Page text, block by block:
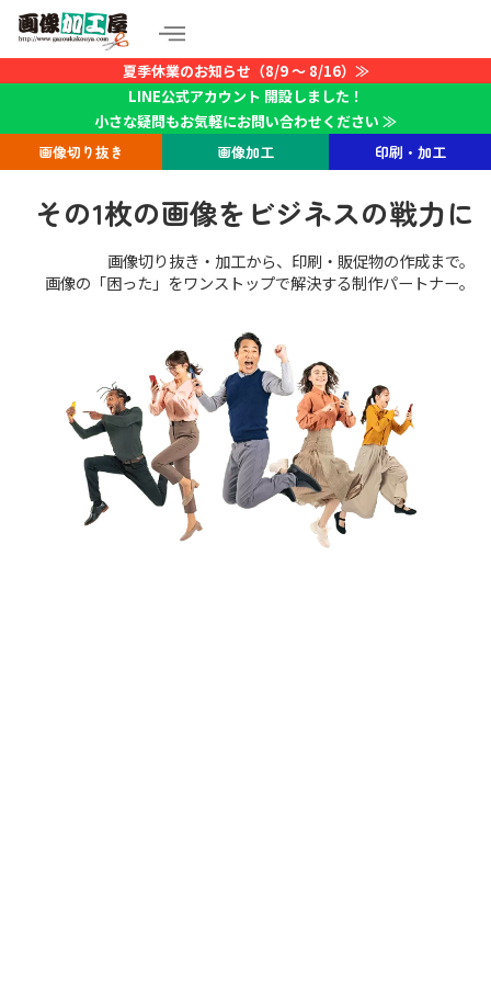
夏季休業のお知らせ（8/9 ～ 8/16）≫
LINE公式アカウント 開設しました！
小さな疑問もお気軽にお問い合わせください ≫
画像切り抜き
画像加工 印刷・加工
その1枚の画像をビジネスの戦力に
画像切り抜き・加工から、印刷・販促物の作成まで。
画像の「困った」をワンストップで解決する制作パートナー。